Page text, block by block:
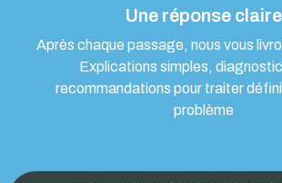
Une réponse claire
Après chaque passage, nous vous
Explications simples,
recommandations pour traiter
problème